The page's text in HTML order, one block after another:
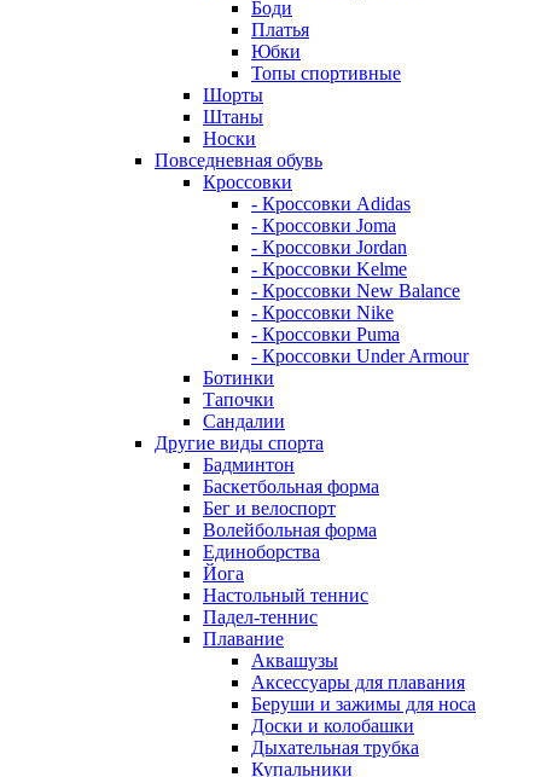
Боди
Платья
Юбки
Топы спортивные
Шорты
Штаны
Носки
Повседневная обувь
Кроссовки
- Кроссовки Adidas
- Кроссовки Joma
- Кроссовки Jordan
- Кроссовки Kelme
- Кроссовки New Balance
- Кроссовки Nike
- Кроссовки Puma
- Кроссовки Under Armour
Ботинки
Тапочки
Сандалии
Другие виды спорта
Бадминтон
Баскетбольная форма
Бег и велоспорт
Волейбольная форма
Единоборства
Йога
Настольный теннис
Падел-теннис
Плавание
Аквашузы
Аксессуары для плавания
Беруши и зажимы для носа
Доски и колобашки
Дыхательная трубка
Купальники